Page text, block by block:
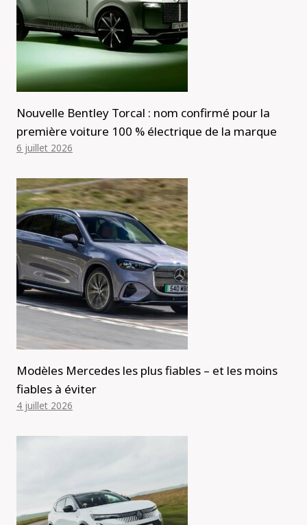
Nouvelle Bentley Torcal : nom confirmé pour la
première voiture 100 % électrique de la marque
6 juillet 2026
Modèles Mercedes les plus fiables – et les moins
fiables à éviter
4 juillet 2026